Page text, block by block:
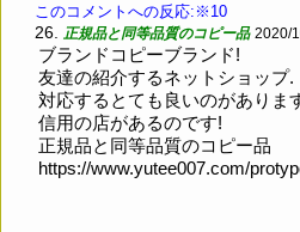
このコメントへの反応:※10
26. 正規品と同等品質のコピー品 2020/
ブランドコピーブランド!
友達の紹介するネットショップ.
対応するとても良いのがありま
信用の店があるのです!
正規品と同等品質のコピー品
https://www.yutee007.com/